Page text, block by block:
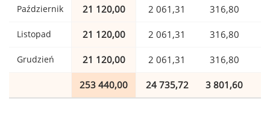
Październik 21 120,00 2 061,31 316,80
Listopad 21 120,00 2 061,31 316,80
Grudzień 21 120,00 2 061,31 316,80
253 440,00 24 735,72 3 801,60